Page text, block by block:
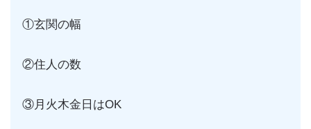
①玄関の幅
②住人の数
③月火木金日はOK